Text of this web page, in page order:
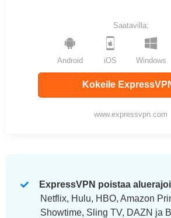
Saatavilla:
Windows
Android iOS
Kokeile
www.expressvpn.com
ExpressVPN poistaa
Netflix, Hulu, HBO, Amazon
Showtime, Sling TV, DAZN ja